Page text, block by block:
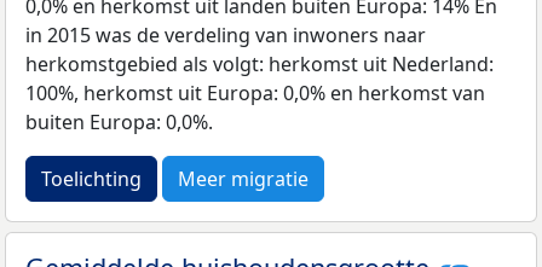
0,0% en herkomst uit landen buiten Europa: 14% En
in 2015 was de verdeling van inwoners naar
herkomstgebied als volgt: herkomst uit Nederland:
100%, herkomst uit Europa: 0,0% en herkomst van
buiten Europa: 0,0%.
Toelichting Meer migratie